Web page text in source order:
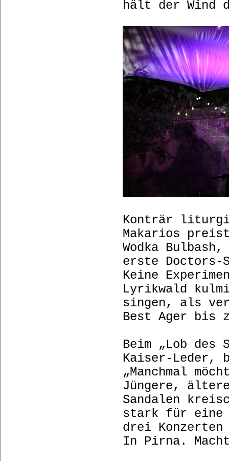
hält der Wind
Konträr
Makarios
Wodka
erste Doctors-
Keine
Lyrikwald
singen, als
Best Ager bis
Beim „Lob des
Kaiser-Leder,
„Manchmal
Jüngere, ältere
Sandalen
stark für eine
drei Konzerten
In Pirna.